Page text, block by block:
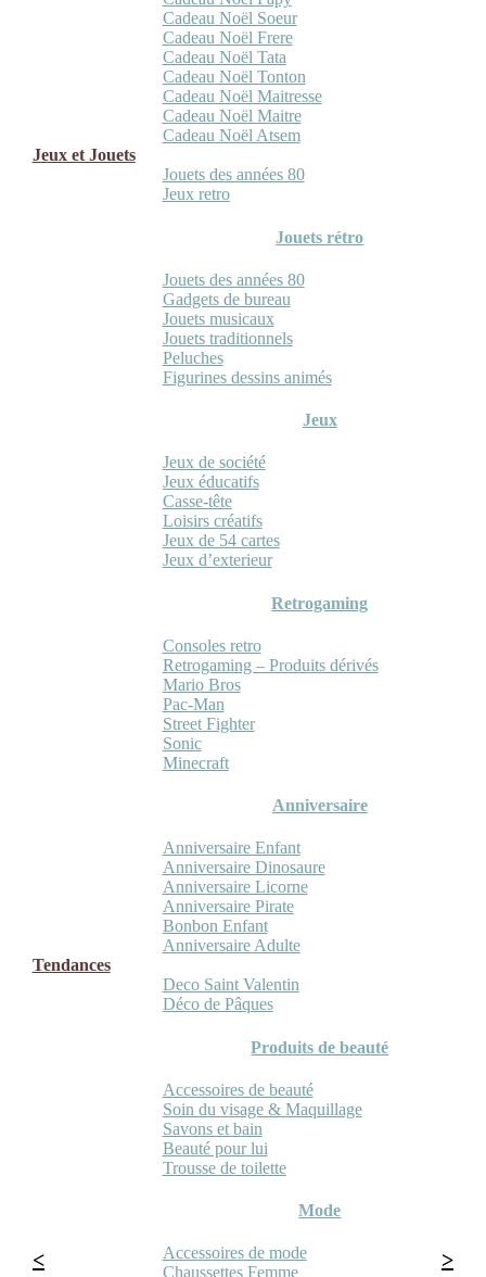
Cadeau Noël Soeur
Cadeau Noël Frere
Cadeau Noël Tata
Cadeau Noël Tonton
Cadeau Noël Maitresse
Cadeau Noël Maitre
Cadeau Noël Atsem
Jeux et Jouets
Jouets des années 80
Jeux retro
Jouets rétro
Jouets des années 80
Gadgets de bureau
Jouets musicaux
Jouets traditionnels
Peluches
Figurines dessins animés
Jeux
Jeux de société
Jeux éducatifs
Casse-tête
Loisirs créatifs
Jeux de 54 cartes
Jeux d’exterieur
Retrogaming
Consoles retro
Retrogaming – Produits dérivés
Mario Bros
Pac-Man
Street Fighter
Sonic
Minecraft
Anniversaire
Anniversaire Enfant
Anniversaire Dinosaure
Anniversaire Licorne
Anniversaire Pirate
Bonbon Enfant
Anniversaire Adulte
Tendances
Deco Saint Valentin
Déco de Pâques
Produits de beauté
Accessoires de beauté
Soin du visage & Maquillage
Savons et bain
Beauté pour lui
Trousse de toilette
Mode
Accessoires de mode
Chaussettes Femme